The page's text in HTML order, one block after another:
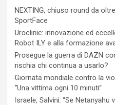
NEXTING, chiuso round da
SportFace
Uroclinic: innovazione ed
Robot ILY e alla formazione
Prosegue la guerra di DAZN
rischia chi continua a usarlo?
Giornata mondiale contro la
“Una vittima ogni 10 minuti”
Israele, Salvini: “Se Netanyahu